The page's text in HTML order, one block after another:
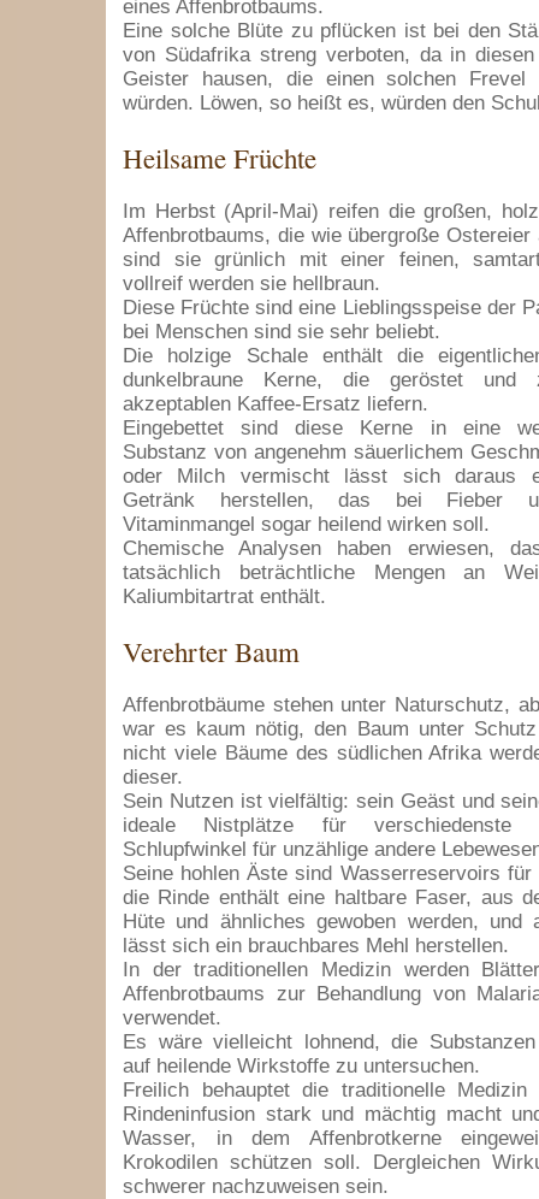
eines Affenbrotbaums.
Eine solche Blüte zu pflücken ist bei den
von Südafrika streng verboten, da in
Geister hausen, die einen solchen Frevel
würden. Löwen, so heißt es, würden den
Heilsame Früchte
Im Herbst (April-Mai) reifen die großen,
Affenbrotbaums, die wie übergroße Ostereier
sind sie grünlich mit einer feinen,
vollreif werden sie hellbraun.
Diese Früchte sind eine Lieblingsspeise der
bei Menschen sind sie sehr beliebt.
Die holzige Schale enthält die
dunkelbraune Kerne, die geröstet und
akzeptablen Kaffee-Ersatz liefern.
Eingebettet sind diese Kerne in eine
Substanz von angenehm säuerlichem
oder Milch vermischt lässt sich daraus
Getränk herstellen, das bei Fieber
Vitaminmangel sogar heilend wirken soll.
Chemische Analysen haben erwiesen,
tatsächlich beträchtliche Mengen an
Kaliumbitartrat enthält.
Verehrter Baum
Affenbrotbäume stehen unter Naturschutz,
war es kaum nötig, den Baum unter
nicht viele Bäume des südlichen Afrika
dieser.
Sein Nutzen ist vielfältig: sein Geäst und
ideale Nistplätze für verschiedenste
Schlupfwinkel für unzählige andere
Seine hohlen Äste sind Wasserreservoirs für
die Rinde enthält eine haltbare Faser, aus
Hüte und ähnliches gewoben werden, und
lässt sich ein brauchbares Mehl herstellen.
In der traditionellen Medizin werden
Affenbrotbaums zur Behandlung von
verwendet.
Es wäre vielleicht lohnend, die
auf heilende Wirkstoffe zu untersuchen.
Freilich behauptet die traditionelle
Rindeninfusion stark und mächtig macht
Wasser, in dem Affenbrotkerne
Krokodilen schützen soll. Dergleichen
schwerer nachzuweisen sein.